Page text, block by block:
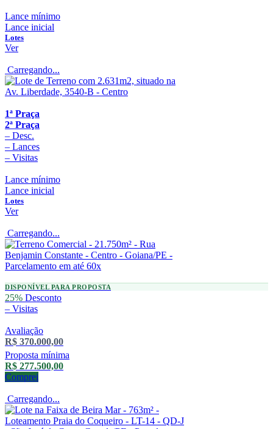
Lance mínimo
Lance inicial
Lotes
Ver
Carregando...
1ª Praça
2ª Praça
– Desc.
– Lances
– Visitas
Lance mínimo
Lance inicial
Lotes
Ver
Carregando...
DISPONÍVEL PARA PROPOSTA
25% Desconto
– Visitas
Avaliação
R$ 370.000,00
Proposta mínima
R$ 277.500,00
Comprei
Carregando...